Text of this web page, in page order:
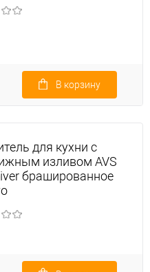
В корзину
для кухни с
изливом AVS
брашированное